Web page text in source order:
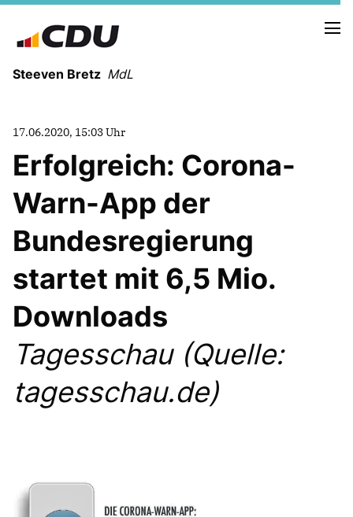
Steeven Bretz MdL
VITA
WAHLKREISBESUCHE
PRESSEFOTOS
MEIN BÜRGERBÜRO
MEIN WAHLKREIS
Redebeiträge
Anträge CDU
Kleine Anfragen
17.06.2020, 15:03 Uhr
Erfolgreich: Corona-
Warn-App der
Bundesregierung
startet mit 6,5 Mio.
Downloads
Tagesschau (Quelle:
tagesschau.de)